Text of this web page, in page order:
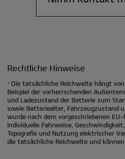
Rechtliche Hinweise
1
Die tatsächliche Reichweite hängt
Beispiel der vorherrschenden
und Ladezustand der Batterie zum
sowie Batteriealter, Fahrzeugzustand
wurde nach dem vorgeschriebenen
individuelle Fahrweise,
Topografie und Nutzung elektrischer
die tatsächliche Reichweite und können